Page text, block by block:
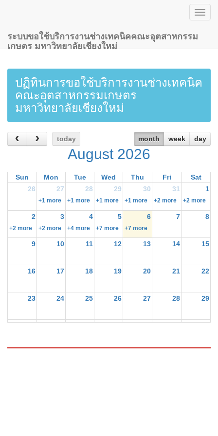
ระบบขอใช้บริการงานช่างเทคนิคคณะอุตสาหกรรม
เกษตร มหาวิทยาลัยเชียงใหม่
ปฏิทินการขอใช้บริการงานช่างเทคนิค
คณะอุตสาหกรรมเกษตร
มหาวิทยาลัยเชียงใหม่
today month week day
August 2026
Sun Mon Tue Wed Thu Fri
Sat
26
27 28 29 30 31 1
+1 more +1 more +1 more +1 more +2 more +2 more
2 3 4 5 6 7 8
+2 more +2 more +4 more +7 more +7 more
9 10 11 12 13 14 15
16 17 18 19 20 21 22
23 24 25 26 27 28 29